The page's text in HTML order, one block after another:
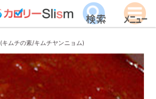
(キムチの素/キムチヤンニョム)